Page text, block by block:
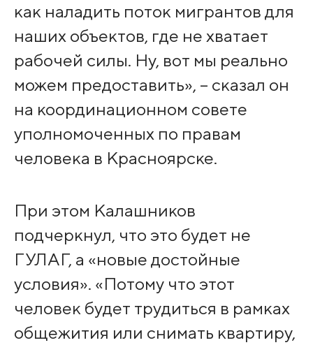
как наладить поток мигрантов для
наших объектов, где не хватает
рабочей силы. Ну, вот мы реально
можем предоставить», – сказал он
на координационном совете
уполномоченных по правам
человека в Красноярске.
При этом Калашников
подчеркнул, что это будет не
ГУЛАГ, а «новые достойные
условия». «Потому что этот
человек будет трудиться в рамках
общежития или снимать квартиру,